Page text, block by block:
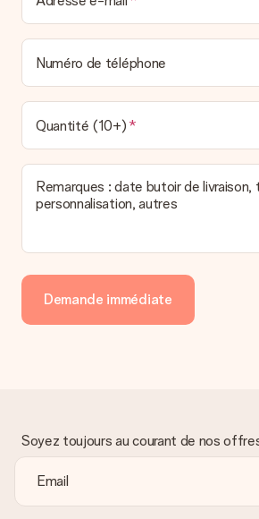
Numéro de téléphone
Quantité (10+)
Remarques : date butoir de livraison,
personnalisation, autres
Demande immédiate
Soyez toujours au courant de nos